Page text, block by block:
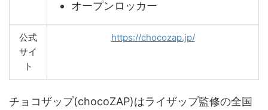
オープンロッカー
公式
サイ
ト
https://chocozap.jp/
チョコザップ(chocoZAP)はライザップ監修の全国